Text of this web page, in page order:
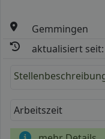
Gemmingen
aktualisiert seit:
Arbeitszeit